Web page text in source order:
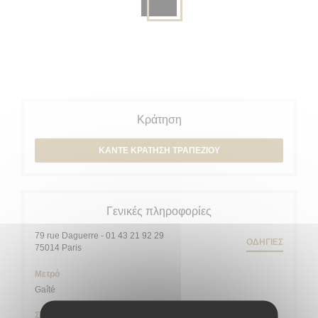
Κράτηση
ΚΆΝΤΕ ΚΡΆΤΗΣΗ ΤΡΑΠΕΖΙΟΎ
Γενικές πληροφορίες
79 rue Daguerre - 01 43 21 92 29
75014 Paris((ανοίγει σε νέο παράθυρο))
ΟΔΗΓΊΕΣ
Μετρό
Gaîté
Σταθμός ποδηλάτων